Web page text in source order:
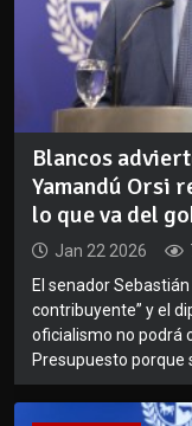
Blancos
Yamandú Orsi
lo que va del
Jan 22 2026
El senador
contribuyente” y el
oficialismo no podrá
Presupuesto porque